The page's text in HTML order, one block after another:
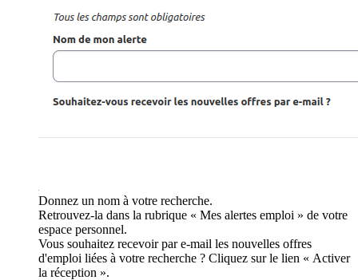
Donnez un nom à votre recherche.
Retrouvez-la dans la rubrique « Mes alertes emploi » de votre
espace personnel.
Vous souhaitez recevoir par e-mail les nouvelles offres
d'emploi liées à votre recherche ? Cliquez sur le lien « Activer
la réception ».